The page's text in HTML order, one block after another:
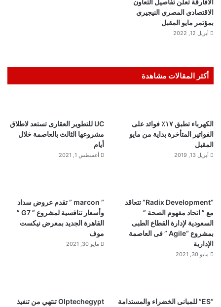
الأفارقة تعلن تفاصيل التعاون
الاقتصادي المصري النيجيري
بمؤتمر مايو المقبل
أبريل 12, 2022
أكثر المقالات مشاهدة
الكهرباء تطبق ١٧٪ فوائد على
الفواتير المتأخرة بداية من مايو
المقبل
أبريل 13, 2019
UC للتطوير العقارى تستعد لاطلاق
مشروعها الثالث بالعاصمة خلال
أيام
أغسطس 1, 2021
“Radix Development” تتعاقد
مع ” اتحاد مفهوم الصحة ”
السعودية لإدارة القطاع الطبى
بمشروع “Agile ” فى العاصمة
الإدارية
مايو 30, 2021
” marcon ” تقدم عروض سداد
وأسعار تنافسية لمشروع ” G7 ”
القاهرة الجديد بمعرض نيكست
موف
مايو 30, 2021
“ES” للمبانى الخضراء والمستدامة
Olptechegypt تنتهي من تنفيذ